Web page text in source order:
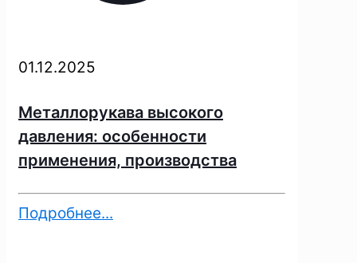
01.12.2025
Металлорукава высокого
давления: особенности
применения, производства
Подробнее...